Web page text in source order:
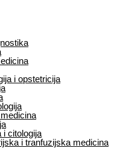
i opstetricija
i citologija
i tranfuzijska medicina